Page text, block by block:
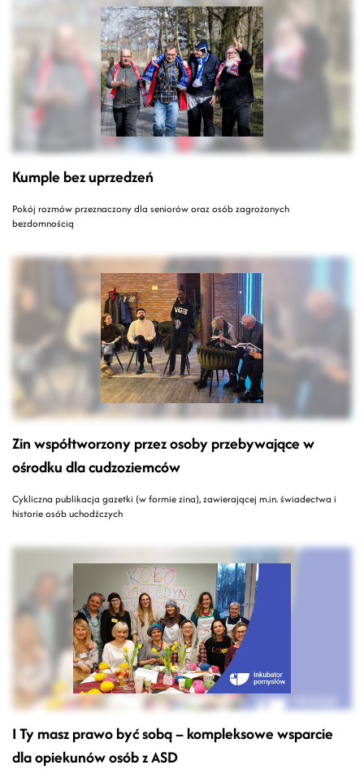
Kumple bez uprzedzeń
Pokój rozmów przeznaczony dla seniorów oraz osób zagrożonych
bezdomnością
Zin współtworzony przez osoby przebywające w
ośrodku dla cudzoziemców
Cykliczna publikacja gazetki (w formie zina), zawierającej m.in. świadectwa i
historie osób uchodźczych
I Ty masz prawo być sobą – kompleksowe wsparcie
dla opiekunów osób z ASD